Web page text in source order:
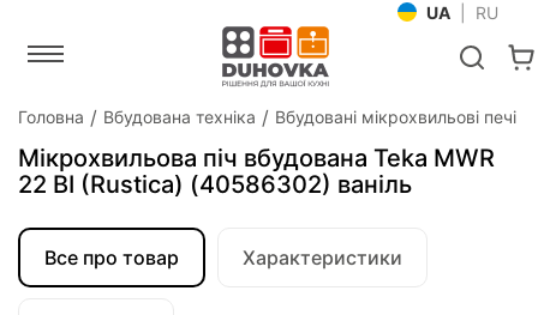
UA RU
Головна Вбудована техніка Вбудовані мікрохвильові печі
Мікрохвильова піч вбудована Teka MWR
22 BI (Rustica) (40586302) ваніль
Все про товар Характеристики